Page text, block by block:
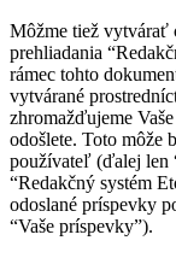
Môžme tiež vytvárať
prehliadania
rámec tohto
vytvárané
zhromažďujeme
odošlete. Toto môže
používateľ (ďalej len
“Redakčný systém
odoslané príspevky
“Vaše príspevky”).